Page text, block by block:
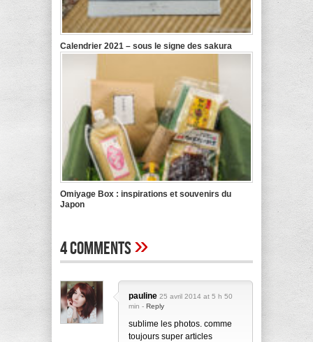
Calendrier 2021 – sous le signe des sakura
Omiyage Box : inspirations et souvenirs du
Japon
4 Comments»
pauline 25 avril 2014 at 5 h 50
min - Reply
sublime les photos. comme
toujours super articles